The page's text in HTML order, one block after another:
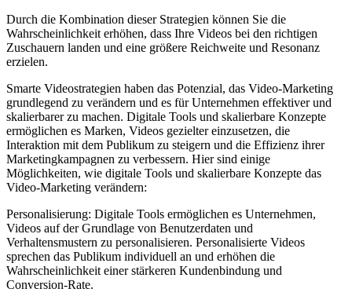
Durch die Kombination dieser Strategien können Sie die
Wahrscheinlichkeit erhöhen, dass Ihre Videos bei den richtigen
Zuschauern landen und eine größere Reichweite und Resonanz
erzielen.
Smarte Videostrategien haben das Potenzial, das Video-Marketing
grundlegend zu verändern und es für Unternehmen effektiver und
skalierbarer zu machen. Digitale Tools und skalierbare Konzepte
ermöglichen es Marken, Videos gezielter einzusetzen, die
Interaktion mit dem Publikum zu steigern und die Effizienz ihrer
Marketingkampagnen zu verbessern. Hier sind einige
Möglichkeiten, wie digitale Tools und skalierbare Konzepte das
Video-Marketing verändern:
Personalisierung: Digitale Tools ermöglichen es Unternehmen,
Videos auf der Grundlage von Benutzerdaten und
Verhaltensmustern zu personalisieren. Personalisierte Videos
sprechen das Publikum individuell an und erhöhen die
Wahrscheinlichkeit einer stärkeren Kundenbindung und
Conversion-Rate.